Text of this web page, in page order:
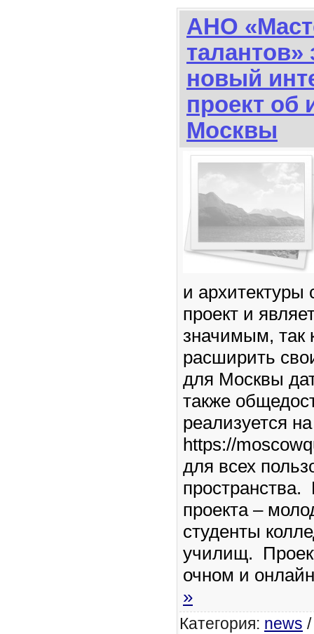
АНО
талантов»
новый
проект об
Москвы
и
проект и
значимым, так
расширить
для Москвы
также
реализуется
https://
для всех
проекта –
студенты
училищ.
очном и
»
Категория: news